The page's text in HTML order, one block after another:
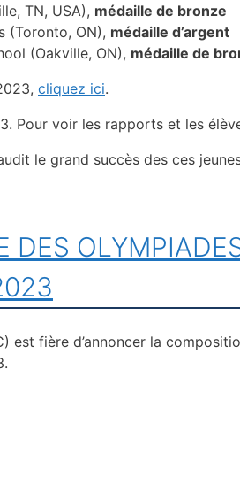
TN, USA), médaille de bronze
(Toronto, ON), médaille d’argent
(Oakville, ON), médaille de
cliquez ici.
Pour voir les rapports et les
le grand succès des ces
DES
est fière d’annoncer la